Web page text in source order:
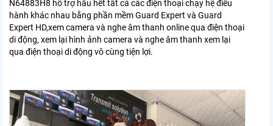
N64883H8 hỗ trợ hầu hết tất cả các điện thoại chạy hệ điều
hành khác nhau bằng phần mềm Guard Expert và Guard
Expert HD,xem camera và nghe âm thanh online qua điện thoại
di động, xem lại hình ảnh camera và nghe âm thanh xem lại
qua điện thoại di động vô cùng tiện lợi.